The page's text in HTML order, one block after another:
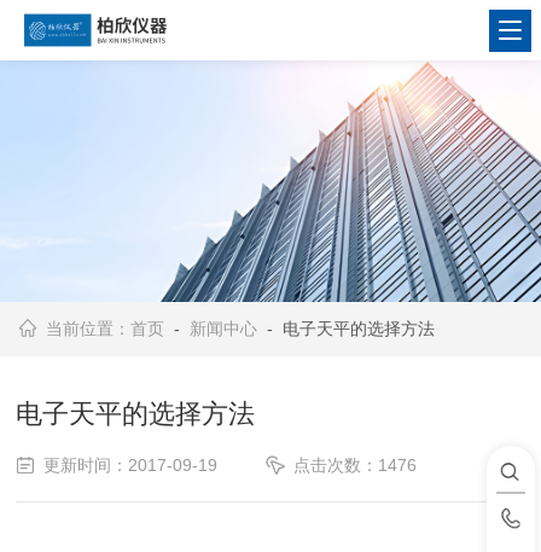
当前位置：首页 - 新闻中心 - 电子天平的选择方法
电子天平的选择方法
更新时间：2017-09-19 点击次数：1476